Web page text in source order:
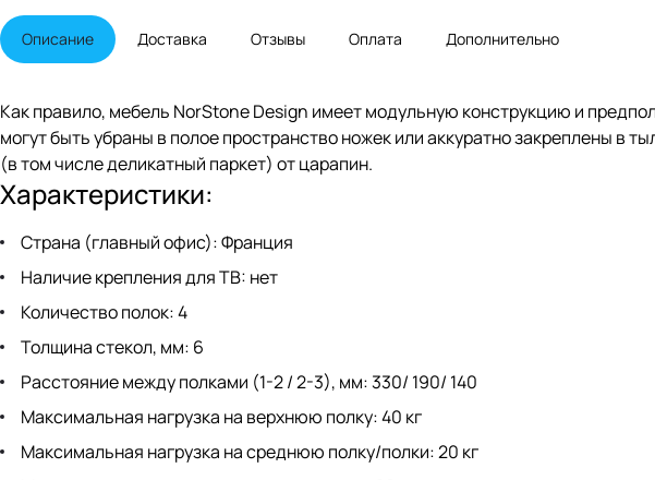
Описание Доставка Отзывы Оплата Дополнительно
Как правило, мебель NorStone Design имеет модульную конструкцию и
могут быть убраны в полое пространство ножек или аккуратно закреплены
(в том числе деликатный паркет) от царапин.
Характеристики:
Страна (главный офис): Франция
Наличие крепления для ТВ: нет
Количество полок: 4
Толщина стекол, мм: 6
Расстояние между полками (1-2 / 2-3), мм: 330/ 190/ 140
Максимальная нагрузка на верхнюю полку: 40 кг
Максимальная нагрузка на среднюю полку/полки: 20 кг